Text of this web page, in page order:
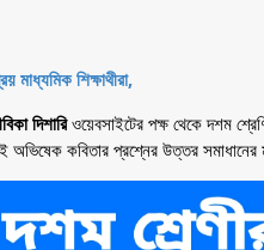
মাধ্যমিক শিক্ষাথীরা,
দিশারিওয়েবসাইটের পক্ষ থেকে দশম
অভিষেককবিতার প্রশ্নের উত্তর সমাধানের